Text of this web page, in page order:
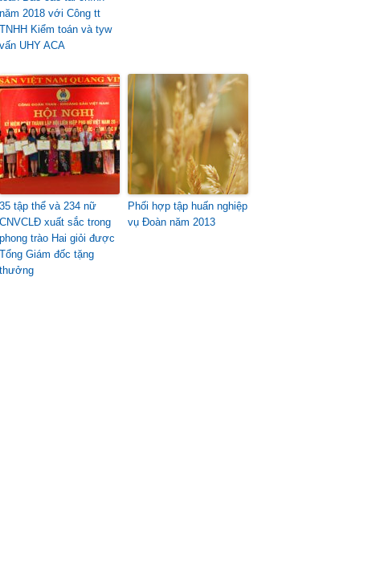
năm 2018 với Công tt
TNHH Kiểm toán và tyw
vấn UHY ACA
35 tập thể và 234 nữ
CNVCLĐ xuất sắc trong
phong trào Hai giỏi được
Tổng Giám đốc tặng
thưởng
Phối hợp tập huấn nghiệp
vụ Đoàn năm 2013